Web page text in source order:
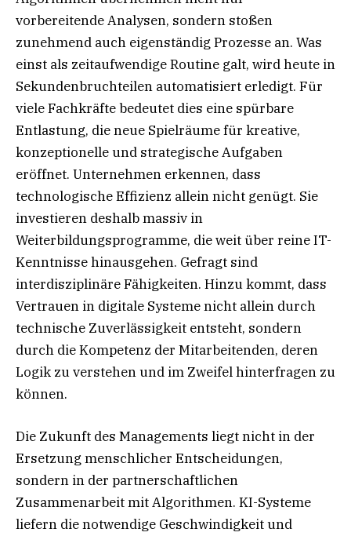
vorbereitende Analysen, sondern stoßen
zunehmend auch eigenständig Prozesse an. Was
einst als zeitaufwendige Routine galt, wird heute in
Sekundenbruchteilen automatisiert erledigt. Für
viele Fachkräfte bedeutet dies eine spürbare
Entlastung, die neue Spielräume für kreative,
konzeptionelle und strategische Aufgaben
eröffnet. Unternehmen erkennen, dass
technologische Effizienz allein nicht genügt. Sie
investieren deshalb massiv in
Weiterbildungsprogramme, die weit über reine IT-
Kenntnisse hinausgehen. Gefragt sind
interdisziplinäre Fähigkeiten. Hinzu kommt, dass
Vertrauen in digitale Systeme nicht allein durch
technische Zuverlässigkeit entsteht, sondern
durch die Kompetenz der Mitarbeitenden, deren
Logik zu verstehen und im Zweifel hinterfragen zu
können.
Die Zukunft des Managements liegt nicht in der
Ersetzung menschlicher Entscheidungen,
sondern in der partnerschaftlichen
Zusammenarbeit mit Algorithmen. KI-Systeme
liefern die notwendige Geschwindigkeit und